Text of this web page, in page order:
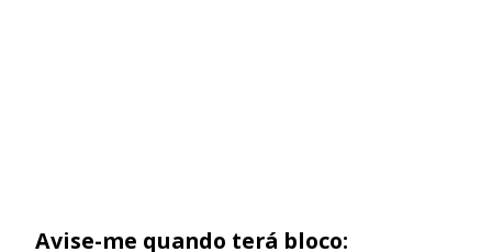
Avise-me quando terá bloco: